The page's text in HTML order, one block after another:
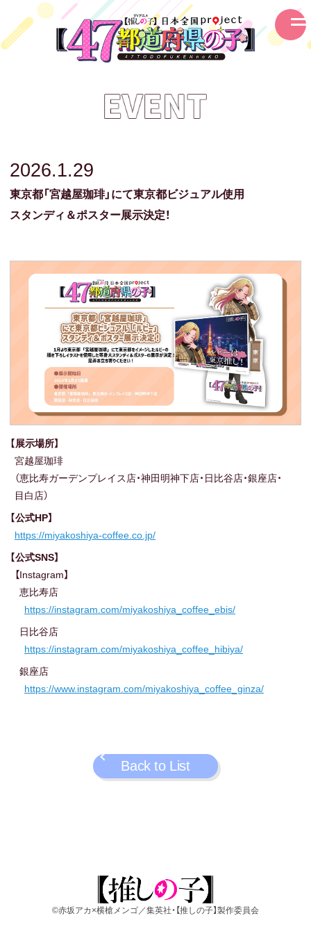
2026.1.29
東京都「宮越屋珈琲」にて東京都ビジュアル使用
スタンディ＆ポスター展示決定！
【展示場所】
宮越屋珈琲
（恵比寿ガーデンプレイス店・神田明神下店・ 日比谷店・銀座店・
目白店）
【公式HP】
https://miyakoshiya-coffee.co.jp/
【公式SNS】
【Instagram】
恵比寿店
https://instagram.com/miyakoshiya_coffee_ebis/
日比谷店
https://instagram.com/miyakoshiya_coffee_hibiya/
銀座店
https://www.instagram.com/miyakoshiya_coffee_ginza/
Back to List
©赤坂アカ×横槍メンゴ／集英社・【推しの子】製作委員会